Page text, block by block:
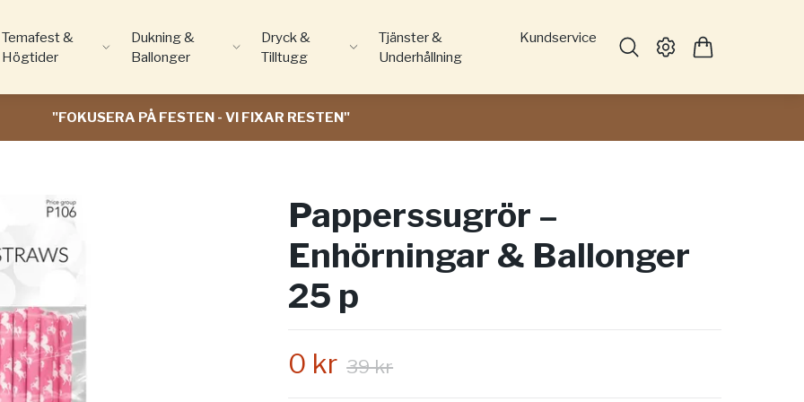
Temafest &
Högtider
Dukning &
Ballonger
Dryck &
Tilltugg
Tjänster &
Underhållning
Kundservice
"FOKUSERA PÅ FESTEN - VI FIXAR RESTEN"
Papperssugrör –
Enhörningar & Ballonger
25 p
0 kr 39 kr